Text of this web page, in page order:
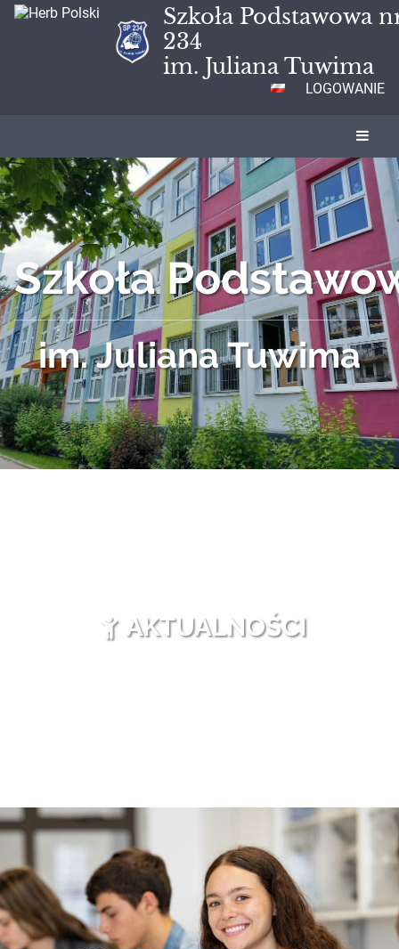
Szkoła Podstawowa
234
im. Juliana Tuwima
LOGOWANIE
Szkoła
im. Juliana Tuwima
AKTUALNOŚCI